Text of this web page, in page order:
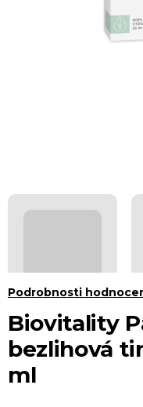
Biovitality
bezlihová
ml
Průměrné
hodnocení
produktu
je
0,0
Podrobnosti